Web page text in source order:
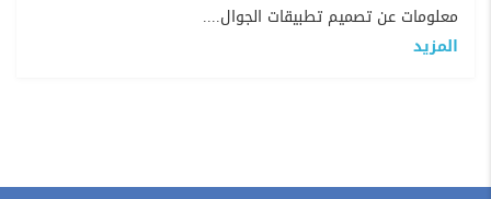
معلومات عن تصميم تطبيقات الجوال....
المزيد